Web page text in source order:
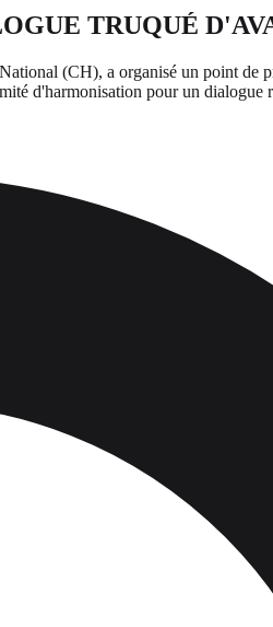
TRUQUÉ
(CH), a organisé un point de
d'harmonisation pour un dialogue